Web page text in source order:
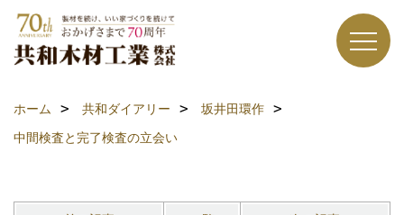
ホーム 共和ダイアリー
坂井田環作
中間検査と完了検査の立会い